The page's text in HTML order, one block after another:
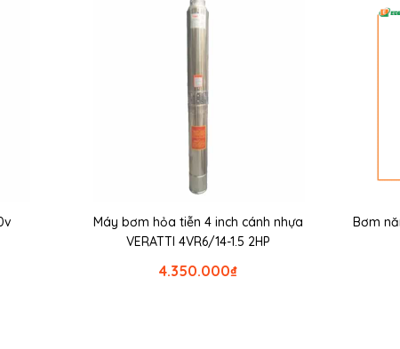
Máy bơm hỏa tiễn 4 inch cánh nhựa
VERATTI 4VR6/14-1.5 2HP
₫
4.350.000
Bơm